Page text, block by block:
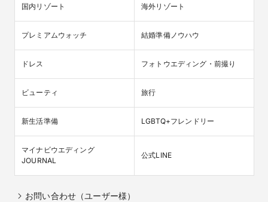
国内リゾート 海外リゾート
プレミアムウォッチ 結婚準備ノウハウ
ドレス フォトウエディング・前撮り
ビューティ 旅行
新生活準備 LGBTQ+フレンドリー
マイナビウエディング
JOURNAL
公式LINE
お問い合わせ（ユーザー様）